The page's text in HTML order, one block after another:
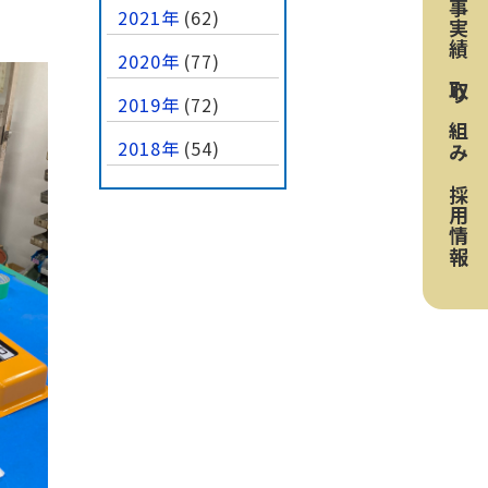
工事実績
取り組み
採用情報
2021年 (62)
2020年 (77)
2019年 (72)
2018年 (54)